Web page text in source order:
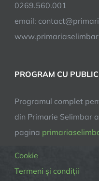
0269.560.001
email:
PROGRAM CU
Programul complet
din Primarie Selimbar
pagina
Cookie
Termeni și condiții